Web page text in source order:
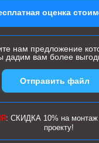
оценка
нам предложение
дадим вам более
: СКИДКА 10% на
проекту!
Отправить файл